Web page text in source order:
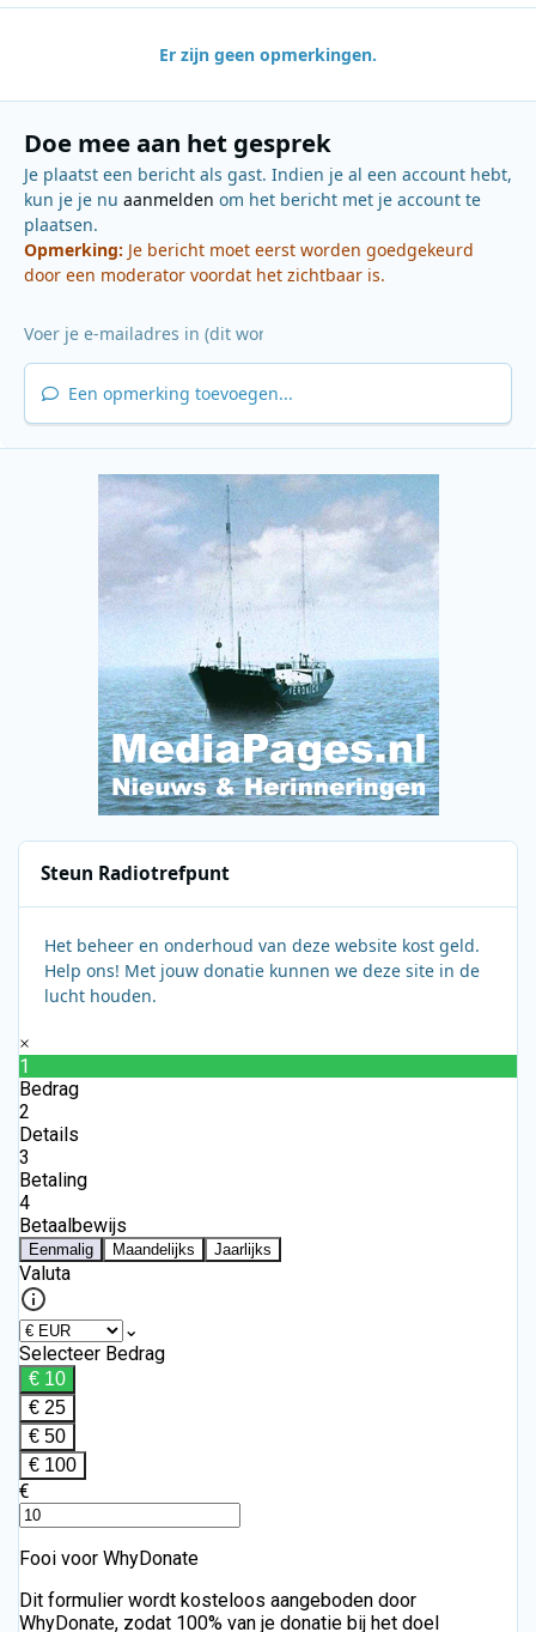
Er zijn geen opmerkingen.
Doe mee aan het gesprek
Je plaatst een bericht als gast. Indien je al een account hebt,
kun je je nu aanmelden om het bericht met je account te
plaatsen.
Opmerking: Je bericht moet eerst worden goedgekeurd
door een moderator voordat het zichtbaar is.
Een opmerking toevoegen...
Steun Radiotrefpunt
Het beheer en onderhoud van deze website kost geld.
Help ons! Met jouw donatie kunnen we deze site in de
lucht houden.